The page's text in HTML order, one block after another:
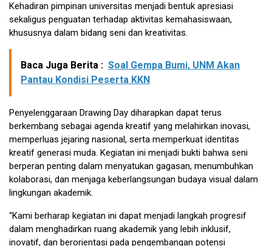
Kehadiran pimpinan universitas menjadi bentuk apresiasi
sekaligus penguatan terhadap aktivitas kemahasiswaan,
khususnya dalam bidang seni dan kreativitas.
Baca Juga Berita : Soal Gempa Bumi, UNM Akan
Pantau Kondisi Peserta KKN
Penyelenggaraan Drawing Day diharapkan dapat terus
berkembang sebagai agenda kreatif yang melahirkan inovasi,
memperluas jejaring nasional, serta memperkuat identitas
kreatif generasi muda. Kegiatan ini menjadi bukti bahwa seni
berperan penting dalam menyatukan gagasan, menumbuhkan
kolaborasi, dan menjaga keberlangsungan budaya visual dalam
lingkungan akademik.
“Kami berharap kegiatan ini dapat menjadi langkah progresif
dalam menghadirkan ruang akademik yang lebih inklusif,
inovatif, dan berorientasi pada pengembangan potensi